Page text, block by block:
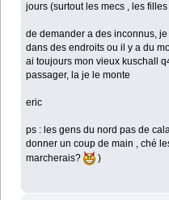
jours (surtout les mecs , les
de demander a des inconnus,
dans des endroits ou il y a du
ai toujours mon vieux kuschall
passager, la je le monte
eric
ps : les gens du nord pas de
donner un coup de main , ché
marcherais?
)